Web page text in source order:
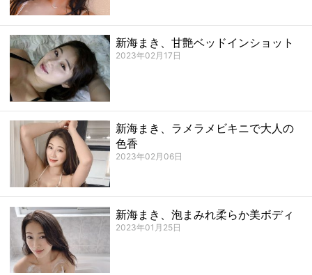
新海まき、甘艶ベッドインショット
2023年02月17日
新海まき、ラメラメビキニで大人の
色香
2023年02月06日
新海まき、泡まみれ柔らか美ボディ
2023年01月25日